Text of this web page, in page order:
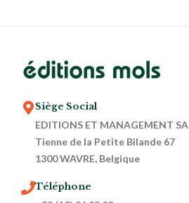
Siège Social
EDITIONS ET MANAGEMENT SA
Tienne de la Petite Bilande 67
1300 WAVRE, Belgique
Téléphone